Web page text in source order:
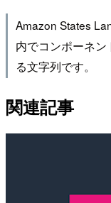
Amazon States
内でコンポーネン
る文字列です。
関連記事